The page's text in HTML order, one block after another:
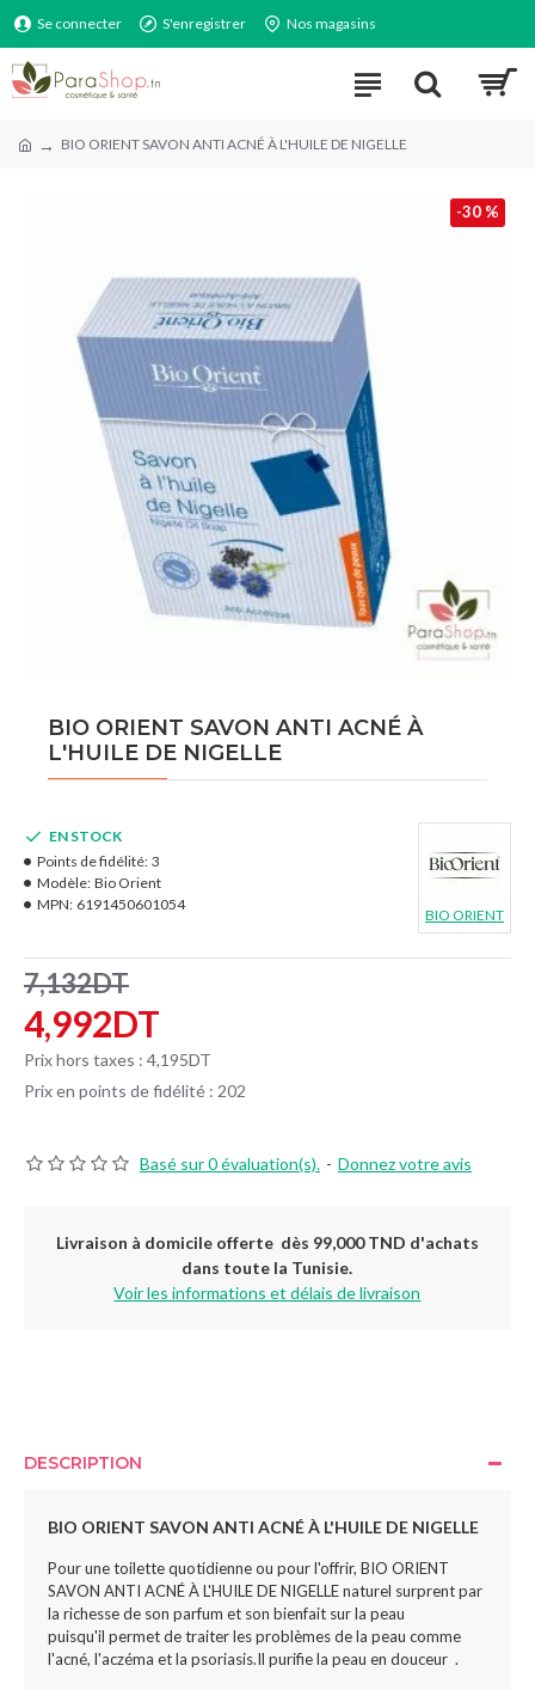
Se connecter S'enregistrer Nos magasins
BIO ORIENT SAVON ANTI ACNÉ À L'HUILE DE NIGELLE
-30 %
BIO ORIENT SAVON ANTI ACNÉ À
L'HUILE DE NIGELLE
Basé sur 0 évaluation(s). - Donnez votre avis
4,992DT
7,132DT
Prix hors taxes : 4,195DT
Prix en points de fidélité : 202
EN STOCK
Points de fidélité: 3
Modèle: Bio Orient
MPN: 6191450601054
BIO ORIENT
Livraison à domicile offerte dès 99,000 TND d'achats
dans toute la Tunisie.
Voir les informations et délais de livraison
DESCRIPTION
BIO ORIENT SAVON ANTI ACNÉ À L'HUILE DE NIGELLE
Pour une toilette quotidienne ou pour l'offrir, BIO ORIENT
SAVON ANTI ACNÉ À L'HUILE DE NIGELLE naturel surprent par
la richesse de son parfum et son bienfait sur la peau
puisqu'il permet de traiter les problèmes de la peau comme
l'acné, l'aczéma et la psoriasis.Il purifie la peau en douceur .